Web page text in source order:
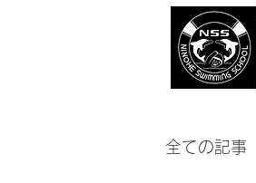
全ての記事